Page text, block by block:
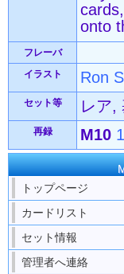
onto
フレーバ
イラスト
Ron
セット等 レア,
再録 M10
トップページ
カードリスト
セット情報
管理者へ連絡